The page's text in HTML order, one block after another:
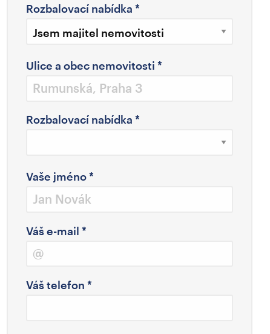
Rozbalovací nabídka *
Ulice a obec nemovitosti *
Rozbalovací nabídka *
Vaše jméno*
Váš e-mail *
Váš telefon *